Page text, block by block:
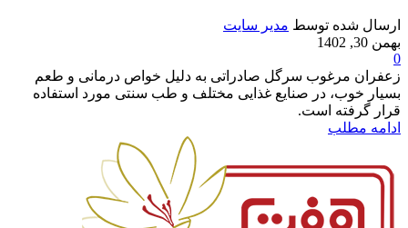
ارسال شده توسط مدیر سایت
بهمن 30, 1402
0
زعفران مرغوب سرگل صادراتی به دلیل خواص درمانی و طعم
بسیار خوب، در صنایع غذایی مختلف و طب سنتی مورد استفاده
قرار گرفته است.
ادامه مطلب